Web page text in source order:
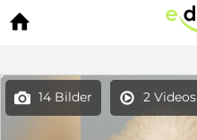

 14 Bilder  2 Videos